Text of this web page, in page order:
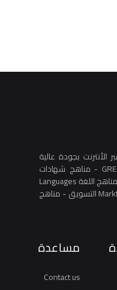
الأنترنت بجودة عالية
ومنظمة : - مناهج اليوز YÖS - مناهج GRE - مناهج شهادات
القبول الجامعي بشكل عام - مناهج SAT -مناهج اللغة Languages
TOEFL - IELTS - CEFR - YDS - مناهج Markting التسويق - مناهج
مساعدة
Contact us